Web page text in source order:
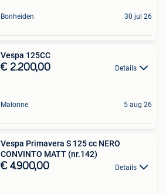
Bonheiden 30 jul 26
Vespa 125CC
€ 2.200,00 Details
Malonne 5 aug 26
Vespa Primavera S 125 cc NERO
CONVINTO MATT (nr.142)
€ 4.900,00 Details